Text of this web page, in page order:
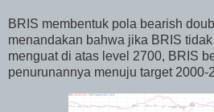
BRIS membentuk pola bearish
menandakan bahwa jika BRIS
menguat di atas level 2700, BRIS
penurunannya menuju target 2000-